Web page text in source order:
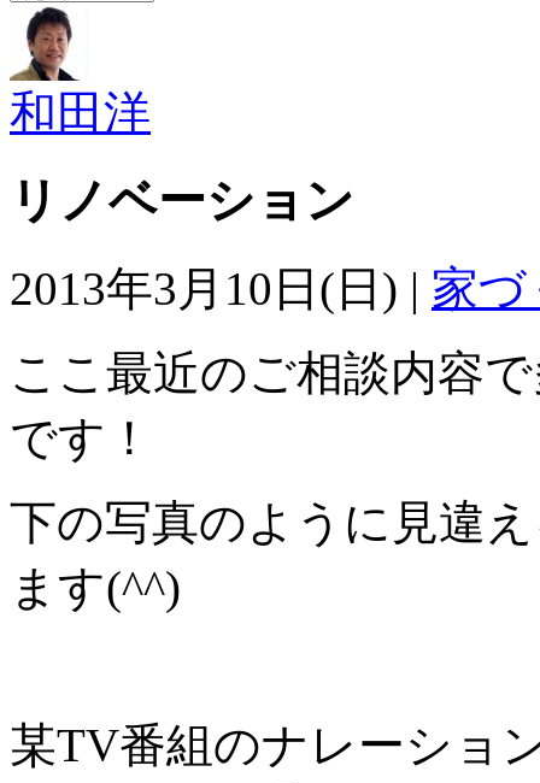
和田洋
リノベーション
2013年3月10日(日) | 家
ここ最近のご相談内容
です！
下の写真のように見違
ます(^^)
某TV番組のナレーショ